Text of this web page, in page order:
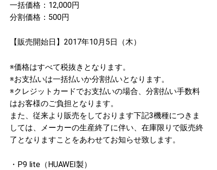
一括価格：12,000円
分割価格：500円
【販売開始日】2017年10月5日（木）
※価格はすべて税抜きとなります。
※お支払いは一括払いか分割払いとなります。
※クレジットカードでお支払いの場合、分割払い手数料
はお客様のご負担となります。
また、従来より販売をしております下記3機種につきま
しては、メーカーの生産終了に伴い、在庫限りで販売終
了となりますことをあわせてお知らせ致します。
・P9 lite（HUAWEI製）